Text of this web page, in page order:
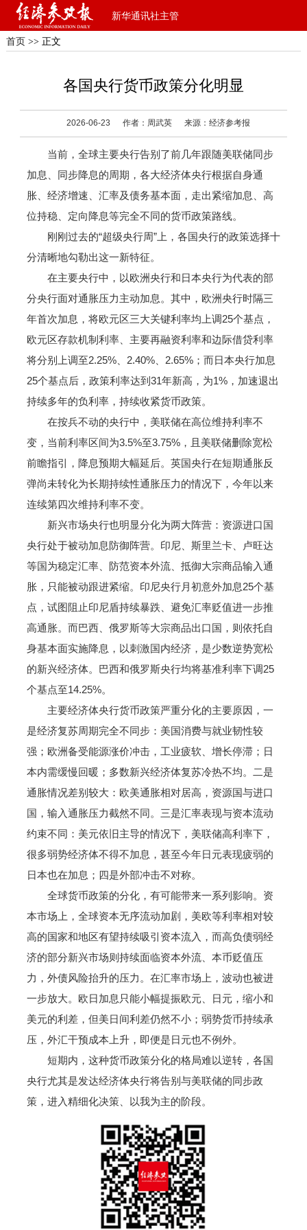
新华通讯社主管
首页 >> 正文
各国央行货币政策分化明显
2026-06-23 作者：周武英 来源：经济参考报
当前，全球主要央行告别了前几年跟随美联储同步
加息、同步降息的周期，各大经济体央行根据自身通
胀、经济增速、汇率及债务基本面，走出紧缩加息、高
位持稳、定向降息等完全不同的货币政策路线。
刚刚过去的“超级央行周”上，各国央行的政策选择十
分清晰地勾勒出这一新特征。
在主要央行中，以欧洲央行和日本央行为代表的部
分央行面对通胀压力主动加息。其中，欧洲央行时隔三
年首次加息，将欧元区三大关键利率均上调25个基点，
欧元区存款机制利率、主要再融资利率和边际借贷利率
将分别上调至2.25%、2.40%、2.65%；而日本央行加息
25个基点后，政策利率达到31年新高，为1%，加速退出
持续多年的负利率，持续收紧货币政策。
在按兵不动的央行中，美联储在高位维持利率不
变，当前利率区间为3.5%至3.75%，且美联储删除宽松
前瞻指引，降息预期大幅延后。英国央行在短期通胀反
弹尚未转化为长期持续性通胀压力的情况下，今年以来
连续第四次维持利率不变。
新兴市场央行也明显分化为两大阵营：资源进口国
央行处于被动加息防御阵营。印尼、斯里兰卡、卢旺达
等国为稳定汇率、防范资本外流、抵御大宗商品输入通
胀，只能被动跟进紧缩。印尼央行月初意外加息25个基
点，试图阻止印尼盾持续暴跌、避免汇率贬值进一步推
高通胀。而巴西、俄罗斯等大宗商品出口国，则依托自
身基本面实施降息，以刺激国内经济，是少数逆势宽松
的新兴经济体。巴西和俄罗斯央行均将基准利率下调25
个基点至14.25%。
主要经济体央行货币政策严重分化的主要原因，一
是经济复苏周期完全不同步：美国消费与就业韧性较
强；欧洲备受能源涨价冲击，工业疲软、增长停滞；日
本内需缓慢回暖；多数新兴经济体复苏冷热不均。二是
通胀情况差别较大：欧美通胀相对居高，资源国与进口
国，输入通胀压力截然不同。三是汇率表现与资本流动
约束不同：美元依旧主导的情况下，美联储高利率下，
很多弱势经济体不得不加息，甚至今年日元表现疲弱的
日本也在加息；四是外部冲击不对称。
全球货币政策的分化，有可能带来一系列影响。资
本市场上，全球资本无序流动加剧，美欧等利率相对较
高的国家和地区有望持续吸引资本流入，而高负债弱经
济的部分新兴市场则持续面临资本外流、本币贬值压
力，外债风险抬升的压力。在汇率市场上，波动也被进
一步放大。欧日加息只能小幅提振欧元、日元，缩小和
美元的利差，但美日间利差仍然不小；弱势货币持续承
压，外汇干预成本上升，即便是日元也不例外。
短期内，这种货币政策分化的格局难以逆转，各国
央行尤其是发达经济体央行将告别与美联储的同步政
策，进入精细化决策、以我为主的阶段。